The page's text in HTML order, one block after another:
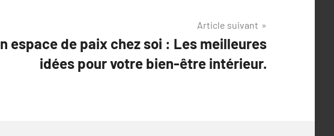
Article suivant
espace de paix chez soi : Les meilleures
idées pour votre bien-être intérieur.